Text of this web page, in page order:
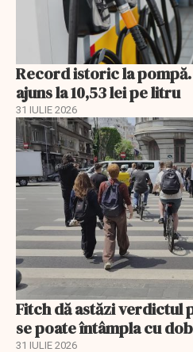
Record istoric la
ajuns la 10,53 lei pe litru
31 IULIE 2026
Fitch dă astăzi verdictul
se poate întâmpla cu
31 IULIE 2026